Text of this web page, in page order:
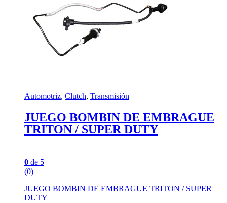
Automotriz, Clutch, Transmisión
JUEGO BOMBIN DE EMBRAGUE
TRITON / SUPER DUTY
0 de 5
(0)
JUEGO BOMBIN DE EMBRAGUE TRITON / SUPER
DUTY